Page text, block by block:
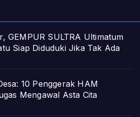
GEMPUR SULTRA Ultimatum
Siap Diduduki Jika Tak Ada
10 Penggerak HAM
Mengawal Asta Cita